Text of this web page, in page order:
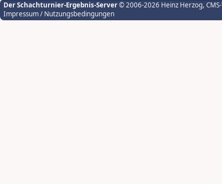
Der Schachturnier-Ergebnis-Server© 2006-2026 Heinz Herzog,
Impressum / Nutzungsbedingungen